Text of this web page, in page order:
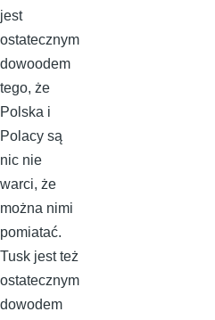
jest
ostatecznym
dowoodem
tego, że
Polska i
Polacy są
nic nie
warci, że
można nimi
pomiatać.
Tusk jest też
ostatecznym
dowodem